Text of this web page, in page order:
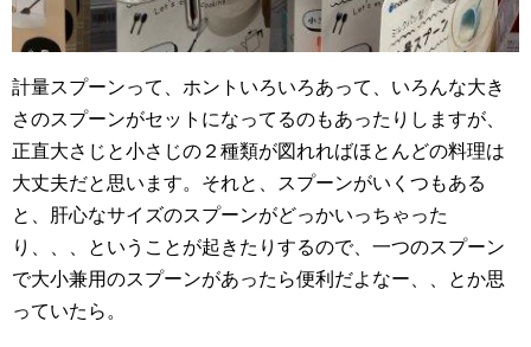
計量スプーンって、ホントいろいろあって、いろんな大き
さのスプーンがセットになってるのもあったりしますが、
正直大さじと小さじの２種類が図れればほとんどの料理は
大丈夫だと思います。それと、スプーンがいくつもある
と、肝心なサイズのスプーンがどっかいっちゃった
り、、、ということが起きたりするので、一つのスプーン
で大小兼用のスプーンがあったら便利だよなー、、とか思
っていたら。